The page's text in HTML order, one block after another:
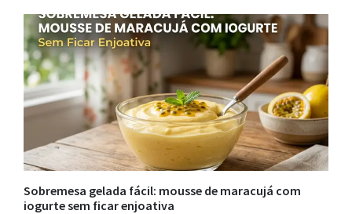
Sobremesa gelada fácil: mousse de maracujá com
iogurte sem ficar enjoativa